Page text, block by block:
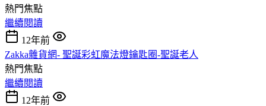
熱門焦點
繼續閱讀
12年前
Zakka雜貨網- 聖誕彩虹魔法燈鑰匙圈-聖誕老人
熱門焦點
繼續閱讀
12年前